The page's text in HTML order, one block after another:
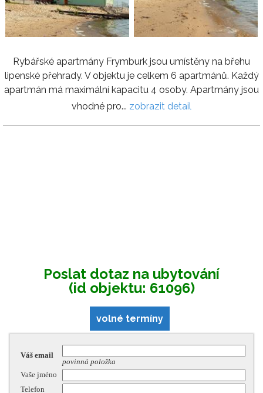
Rybářské apartmány Frymburk jsou umístěny na břehu
lipenské přehrady. V objektu je celkem 6 apartmánů. Každý
apartmán má maximální kapacitu 4 osoby. Apartmány jsou
vhodné pro... zobrazit detail
Poslat dotaz na ubytování
(id objektu: 61096)
volné termíny